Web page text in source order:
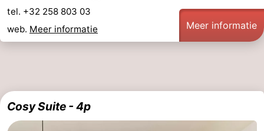
tel. +32 258 803 03
web. Meer informatie Meer informatie
Cosy Suite - 4p